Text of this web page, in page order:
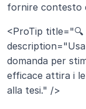
fornire contesto
<ProTip
domanda per
efficace attira i
alla tesi." />